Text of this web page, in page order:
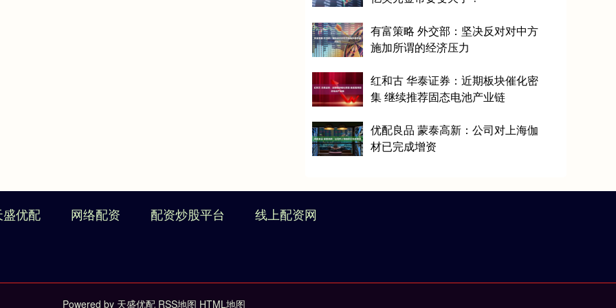
有富策略 外交部：坚决反对对中方
施加所谓的经济压力
红和古 华泰证券：近期板块催化密
集 继续推荐固态电池产业链
优配良品 蒙泰高新：公司对上海伽
材已完成增资
盛优配 网络配资 配资炒股平台 线上配资网
Powered by 天盛优配 RSS地图 HTML地图